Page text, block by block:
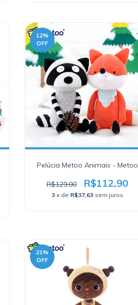
12%
OFF
Pelúcia Metoo Animais - Metoo
R$129,00 R$112,90
3 x de R$37,63 sem juros
21%
OFF